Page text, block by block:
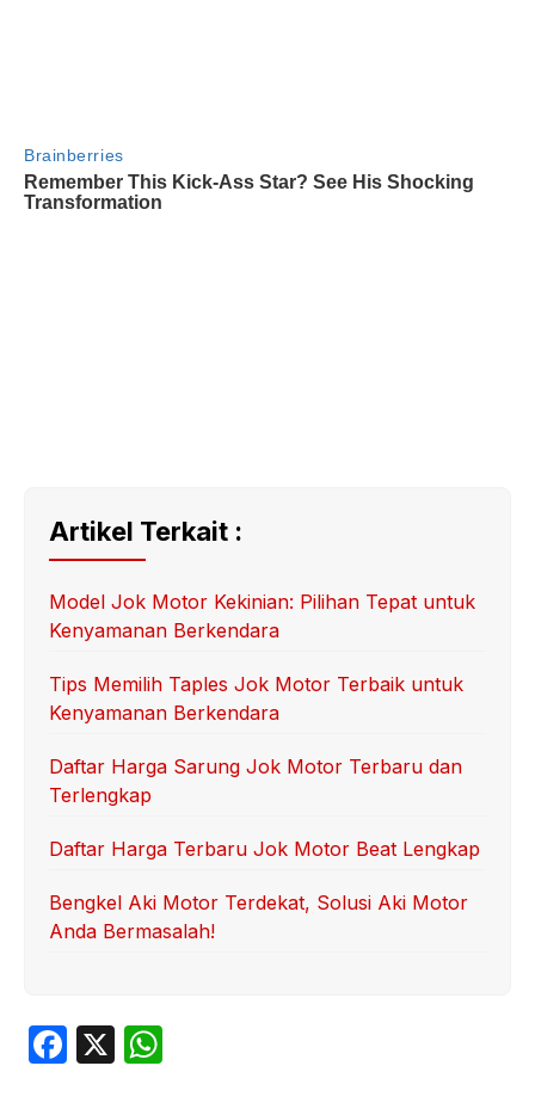
Artikel Terkait :
Model Jok Motor Kekinian: Pilihan Tepat untuk
Kenyamanan Berkendara
Tips Memilih Taples Jok Motor Terbaik untuk
Kenyamanan Berkendara
Daftar Harga Sarung Jok Motor Terbaru dan
Terlengkap
Daftar Harga Terbaru Jok Motor Beat Lengkap
Bengkel Aki Motor Terdekat, Solusi Aki Motor
Anda Bermasalah!
F
X